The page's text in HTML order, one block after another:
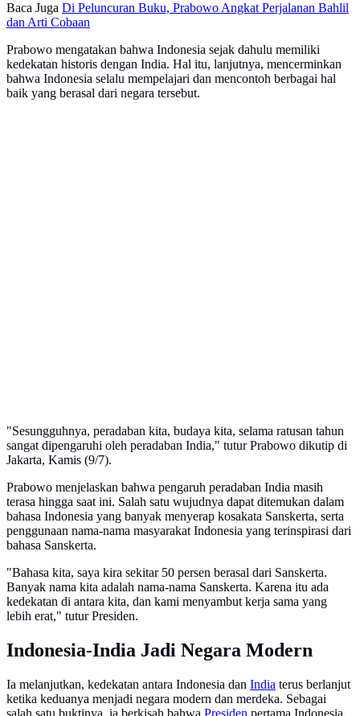
Baca Juga Di Peluncuran Buku, Prabowo Angkat Perjalanan Bahlil
dan Arti Cobaan
Prabowo mengatakan bahwa Indonesia sejak dahulu memiliki
kedekatan historis dengan India. Hal itu, lanjutnya, mencerminkan
bahwa Indonesia selalu mempelajari dan mencontoh berbagai hal
baik yang berasal dari negara tersebut.
"Sesungguhnya, peradaban kita, budaya kita, selama ratusan tahun
sangat dipengaruhi oleh peradaban India," tutur Prabowo dikutip di
Jakarta, Kamis (9/7).
Prabowo menjelaskan bahwa pengaruh peradaban India masih
terasa hingga saat ini. Salah satu wujudnya dapat ditemukan dalam
bahasa Indonesia yang banyak menyerap kosakata Sanskerta, serta
penggunaan nama-nama masyarakat Indonesia yang terinspirasi dari
bahasa Sanskerta.
"Bahasa kita, saya kira sekitar 50 persen berasal dari Sanskerta.
Banyak nama kita adalah nama-nama Sanskerta. Karena itu ada
kedekatan di antara kita, dan kami menyambut kerja sama yang
lebih erat," tutur Presiden.
Indonesia-India Jadi Negara Modern
Ia melanjutkan, kedekatan antara Indonesia dan India terus berlanjut
ketika keduanya menjadi negara modern dan merdeka. Sebagai